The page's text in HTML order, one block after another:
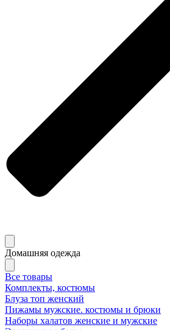
Домашняя одежда
Все товары
Комплекты, костюмы
Блуза топ женский
Пижамы мужские. костюмы и брюки
Наборы халатов женские и мужские